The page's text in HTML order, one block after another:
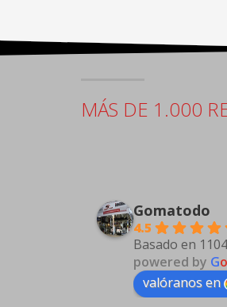
MÁS DE 1.000
Gomatodo
4.5
Basado en
powered by Go
valóranos en
3 days ago